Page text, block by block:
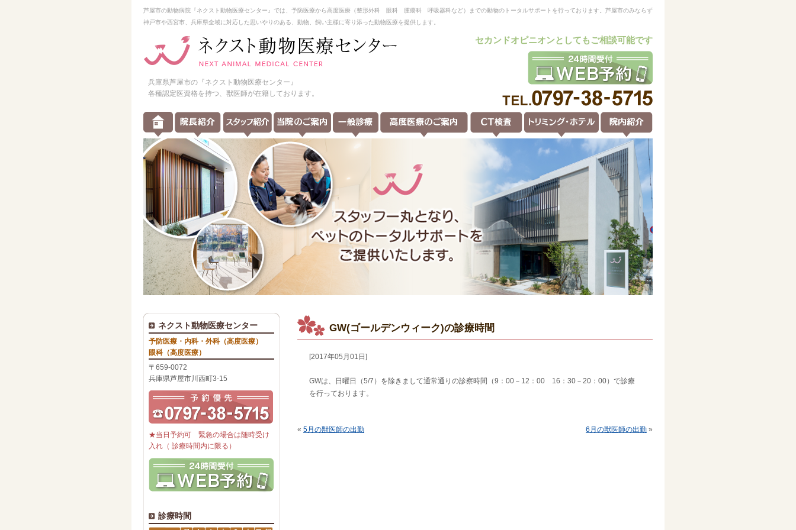
芦屋市の動物病院『ネクスト動物医療センター』では、予防医療から高度医療（整形外科 眼科 腫瘍科 呼吸器科など）までの動物のトータルサポートを行っております。芦屋市のみならず
神戸市や西宮市、兵庫県全域に対応した思いやりのある、動物、飼い主様に寄り添った動物医療を提供します。
セカンドオピニオンとしてもご相談可能です
兵庫県芦屋市の『ネクスト動物医療センター』
各種認定医資格を持つ、獣医師が在籍しております。
GW(ゴールデンウィーク)の診療時間
[2017年05月01日]
GWは、日曜日（5/7）を除きまして通常通りの診察時間（9：00－12：00 16：30－20：00）で診療
を行っております。
« 5月の獣医師の出勤 6月の獣医師の出勤 »
ネクスト動物医療センター
予防医療・内科・外科（高度医療）
眼科（高度医療）
〒659-0072
兵庫県芦屋市川西町3-15
★当日予約可 緊急の場合は随時受け
入れ（ 診療時間内に限る）
診療時間